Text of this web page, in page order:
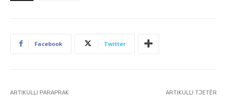
Facebook Twitter
ARTIKULLI PARAPRAK ARTIKULLI TJETËR